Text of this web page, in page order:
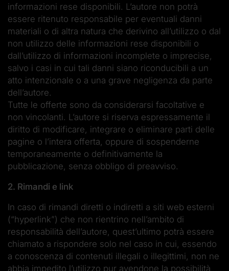
informazioni rese disponibili. L’autore non potrà
essere ritenuto responsabile per eventuali danni
materiali o di altra natura che derivino all’utilizzo o dal
non utilizzo delle informazioni rese disponibili o
dall’utilizzo di informazioni incomplete o imprecise,
salvo i casi in cui tali danni siano riconducibili a un
atto intenzionale o a una grave negligenza da parte
dell’autore.
Tutte le offerte sono da considerarsi facoltative e
non vincolanti. L’autore si riserva espressamente il
diritto di modificare, integrare o eliminare parti delle
pagine o l’intera offerta, oppure di sospenderne
temporaneamente o definitivamente la
pubblicazione, senza obbligo di preavviso.
2. Rimandi e link
In caso di rimandi diretti o indiretti a siti web esterni
(“hyperlink”) che non rientrino nell’ambito di
responsabilità dell’autore, quest’ultimo potrà essere
chiamato a rispondere solo nel caso in cui, essendo
a conoscenza di contenuti illegali o illegittimi, non ne
abbia impedito l’utilizzo pur avendone la possibilità